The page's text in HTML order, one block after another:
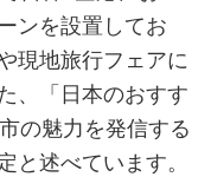
ンを設置してお
現地旅行フェアに
、「日本のおすす
の魅力を発信する
と述べています。